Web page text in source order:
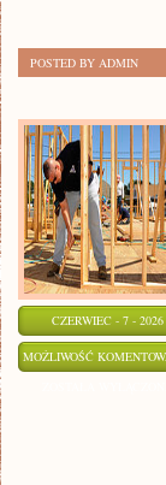
POSTED BY ADMIN
CZERWIEC - 7 - 2026
MOŻLIWOŚĆ